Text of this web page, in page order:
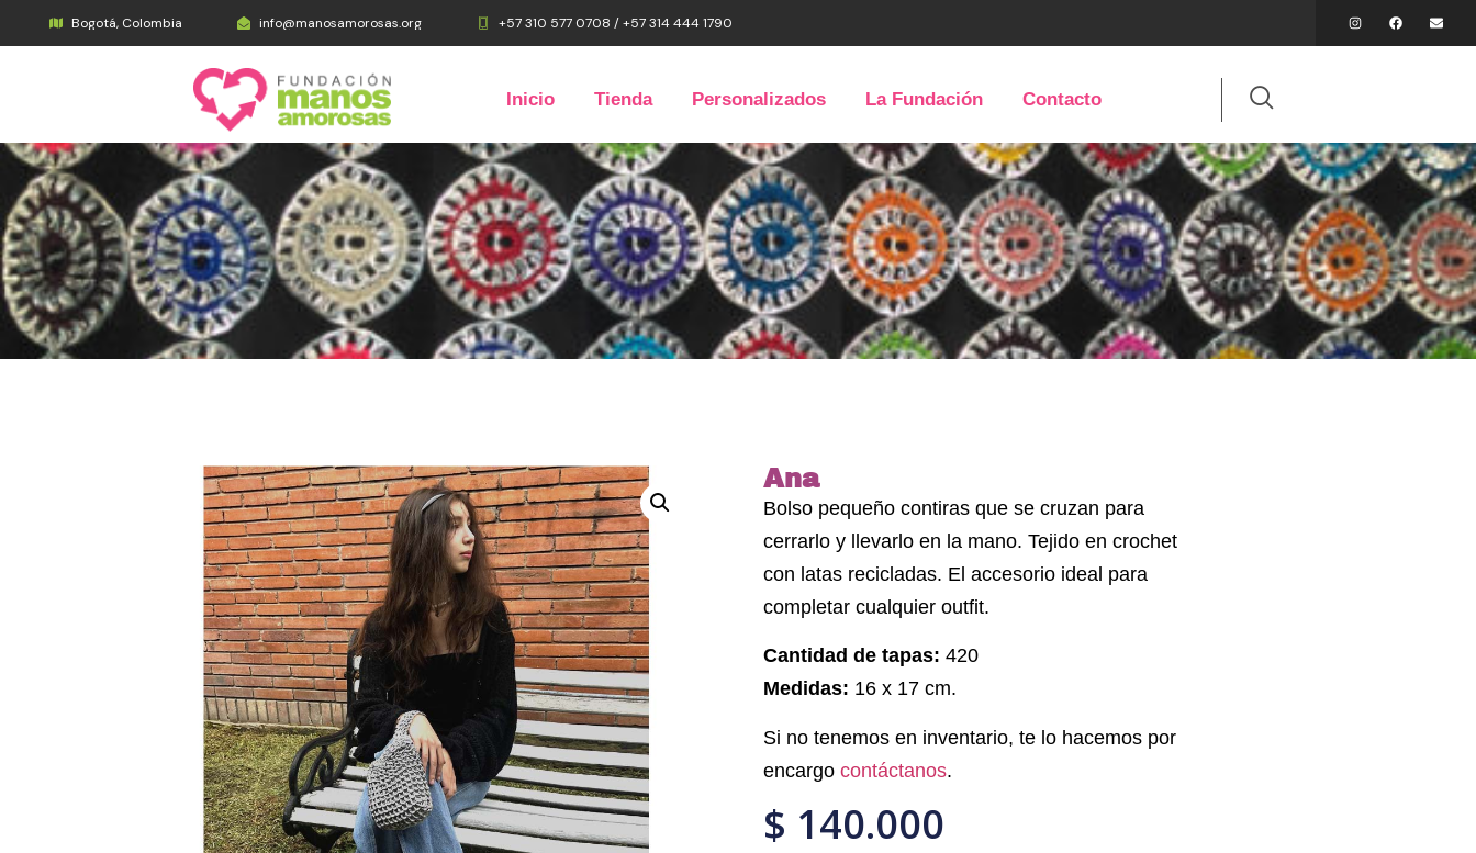
Bogotá, Colombia info@manosamorosas.org +57 310 577 0708 / +57 314 444 1790
Inicio Tienda Personalizados La Fundación Contacto
Ana
Bolso pequeño contiras que se cruzan para
cerrarlo y llevarlo en la mano. Tejido en crochet
con latas recicladas. El accesorio ideal para
completar cualquier outfit.
Cantidad de tapas: 420
Medidas: 16 x 17 cm.
Si no tenemos en inventario, te lo hacemos por
encargocontáctanos.
$ 140.000